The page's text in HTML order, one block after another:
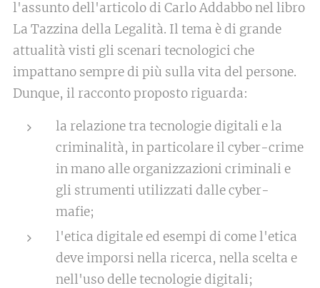
l'assunto dell'articolo di Carlo Addabbo nel libro
La Tazzina della Legalità. Il tema è di grande
attualità visti gli scenari tecnologici che
impattano sempre di più sulla vita del persone.
Dunque, il racconto proposto riguarda:
la relazione tra tecnologie digitali e la
criminalità, in particolare il cyber-crime
in mano alle organizzazioni criminali e
gli strumenti utilizzati dalle cyber-
mafie;
l'etica digitale ed esempi di come l'etica
deve imporsi nella ricerca, nella scelta e
nell'uso delle tecnologie digitali;